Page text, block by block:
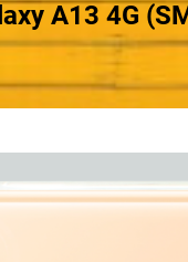
A13 4G